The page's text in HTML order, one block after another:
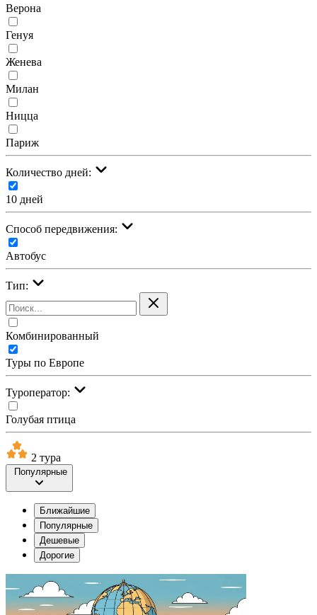
Верона
Генуя
Женева
Милан
Ницца
Париж
Количество дней:
10 дней
Cпособ передвижения:
Автобус
Тип:
Комбинированный
Туры по Европе
Туроператор:
Голубая птица
2 тура
Популярные
Ближайшие
Популярные
Дешевые
Дорогие